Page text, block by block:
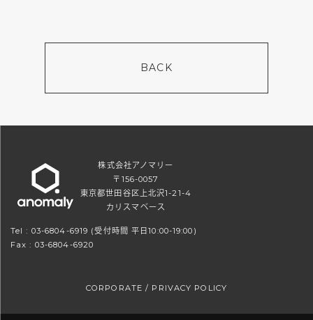
BACK
株式会社アノマリー
〒156-0057
東京都世田谷区上北沢1-21-4
カリスマベース
Tel : 03-6804-6919 (受付時間 平日10:00-19:00)
Fax : 03-6804-6920
CORPORATE / PRIVACY POLICY